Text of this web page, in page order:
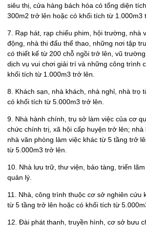
siêu thị, cửa hàng bách hóa có tổng diện
300m2 trở lên hoặc có khối tích từ 1.000m3
7. Rạp hát, rạp chiếu phim, hội trường, nhà
động, nhà thi đấu thể thao, những nơi tập
có thiết kế từ 200 chỗ ngồi trở lên, vũ
dịch vụ vui chơi giải trí và những công trình
khối tích từ 1.000m3 trở lên.
8. Khách sạn, nhà khách, nhà nghỉ, nhà trọ
có khối tích từ 5.000m3 trở lên.
9. Nhà hành chính, trụ sở làm việc của cơ
chức chính trị, xã hội cấp huyện trở lên;
nhà văn phòng làm việc khác từ 5 tầng trở
từ 5.000m3 trở lên.
10. Nhà lưu trữ, thư viện, bảo tàng, triển
quản lý.
11. Nhà, công trình thuộc cơ sở nghiên cứu
từ 5 tầng trở lên hoặc có khối tích từ
12. Đài phát thanh, truyền hình, cơ sở bưu